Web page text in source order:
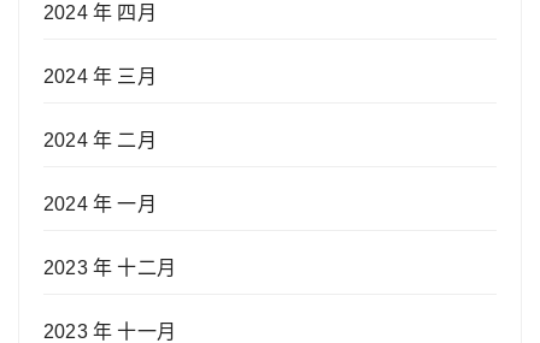
2024 年 四月
2024 年 三月
2024 年 二月
2024 年 一月
2023 年 十二月
2023 年 十一月